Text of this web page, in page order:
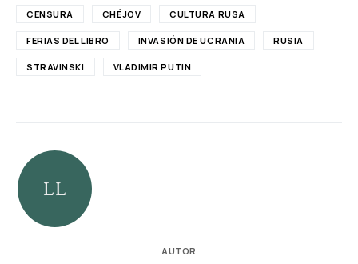
CENSURA CHÉJOV CULTURA RUSA
FERIAS DEL LIBRO INVASIÓN DE UCRANIA RUSIA
STRAVINSKI VLADIMIR PUTIN
AUTOR